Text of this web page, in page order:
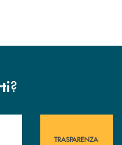
?
filiali&nbsp; di Banca
di assistenza immediata?
TRASPARENZA